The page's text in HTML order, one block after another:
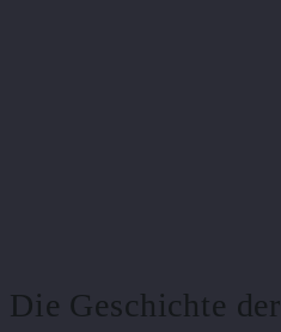
Die Geschichte der